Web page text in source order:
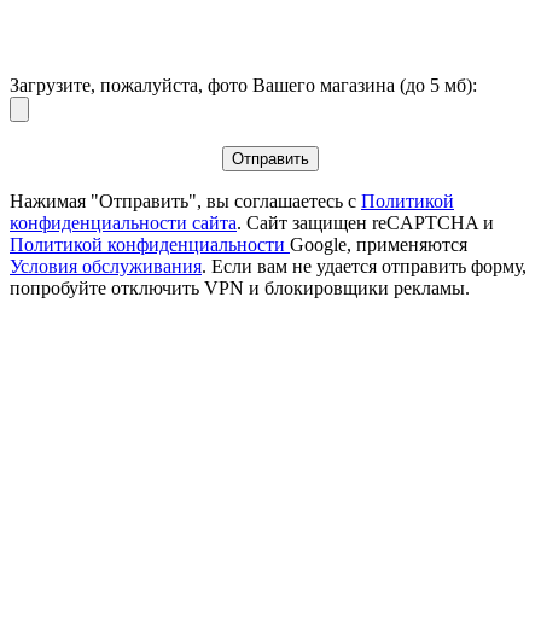
Загрузите, пожалуйста, фото Вашего магазина (до 5 мб):
Нажимая "Отправить", вы соглашаетесь с Политикой
конфиденциальности сайта. Сайт защищен reCAPTCHA и
Политикой конфиденциальности Google, применяются
Условия обслуживания. Если вам не удается отправить форму,
попробуйте отключить VPN и блокировщики рекламы.